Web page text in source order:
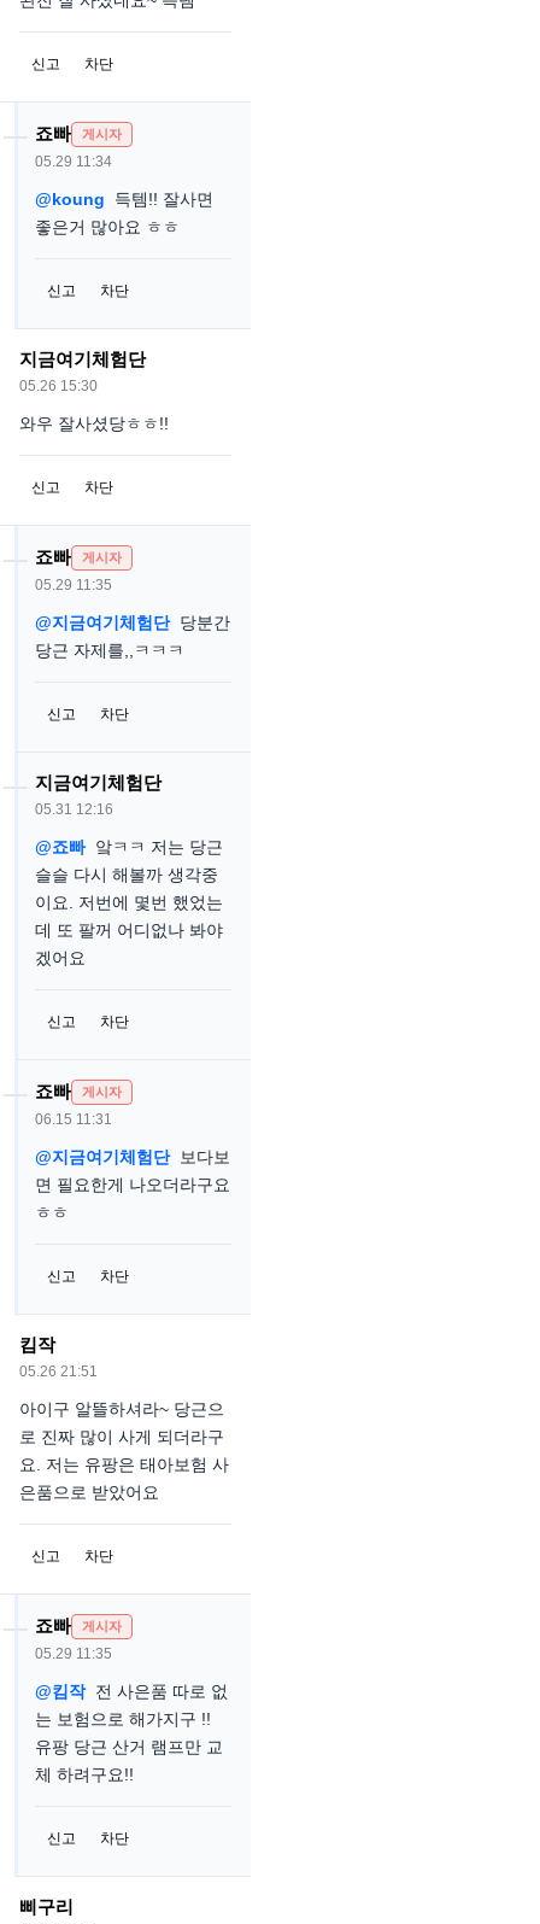
신고 차단
죠빠 게시자
05.29 11:34
@koung 득템!! 잘사면
좋은거 많아요 ㅎㅎ
신고 차단
지금여기체험단
05.26 15:30
와우 잘사셨당ㅎㅎ!!
신고 차단
죠빠 게시자
05.29 11:35
@지금여기체험단당분간
당근 자제를,,ㅋㅋㅋ
신고 차단
지금여기체험단
05.31 12:16
@죠빠앜ㅋㅋ 저는 당근
슬슬 다시 해볼까 생각중
이요. 저번에 몇번 했었는
데 또 팔꺼 어디없나 봐야
겠어요
신고 차단
죠빠 게시자
06.15 11:31
@지금여기체험단보다보
면 필요한게 나오더라구요
ㅎㅎ
신고 차단
킴작
05.26 21:51
아이구 알뜰하셔라~ 당근으
로 진짜 많이 사게 되더라구
요. 저는 유팡은 태아보험 사
은품으로 받았어요
신고 차단
죠빠 게시자
05.29 11:35
@킴작전 사은품 따로 없
는 보험으로 해가지구 !!
유팡 당근 산거 램프만 교
체 하려구요!!
신고 차단
삐구리